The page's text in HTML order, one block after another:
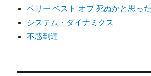
ベリー ベスト オブ 死ぬかと思った
システム・ダイナミクス
不惑到達